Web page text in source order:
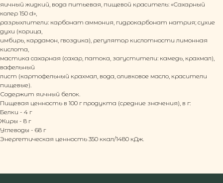
яичный жидкий, вода питьевая, пищевой краситель: «Сахарный
колер 150 d»,
разрыхлители: карбонат аммония, гидрокарбонат натрия; сухие
духи (корица,
имбирь, кардамон, гвоздика), регулятор кислотности лимонная
кислота,
мастика сахарная (сахар, патока, загустители: камедь, крахмал),
вафельный
лист (картофельный крахмал, вода, оливковое масло, красители
пищевые).
Содержит яичный белок.
Пищевая ценность в 100 г продукта (средние значения), в г:
Белки - 4 г
Жиры - 8 г
Углеводы - 68 г
Энергетическая ценность 350 ккал/1480 кДж.
столица»
Юр. адрес: 300034,
50
РЕКВИЗИТЫ
info@caketula.ru
О нас
Мастер-классы
заказы
Контакты
Наши соц сети
КЛИЕНТАМ